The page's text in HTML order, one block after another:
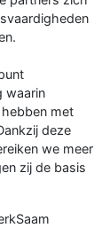
waarin
met
deze
we meer
zij de basis